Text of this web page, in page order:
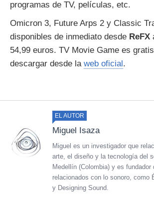
programas de TV, películas, etc.
Omicron 3, Future Arps 2 y Classic
disponibles de inmediato desde ReFX
54,99 euros. TV Movie Game es
descargar desde la web oficial.
EL AUTOR
Miguel Isaza
Miguel es un investigador que
arte, el diseño y la tecnología del
Medellín (Colombia) y es
relacionados con lo sonoro, como
y Designing Sound.